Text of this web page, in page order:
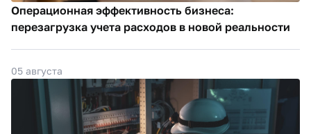
Операционная эффективность бизнеса:
перезагрузка учета расходов в новой реальности
05 августа